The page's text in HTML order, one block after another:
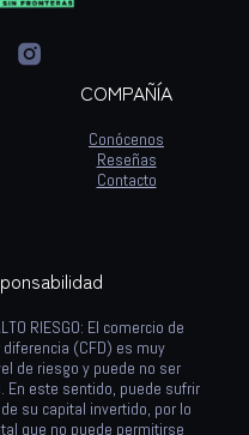
COMPAÑÍA
Conócenos
Reseñas
Contacto
RIESGO: El comercio de
(CFD) es muy
de riesgo y puede no ser
En este sentido, puede sufrir
su capital invertido, por lo
que no puede permitirse